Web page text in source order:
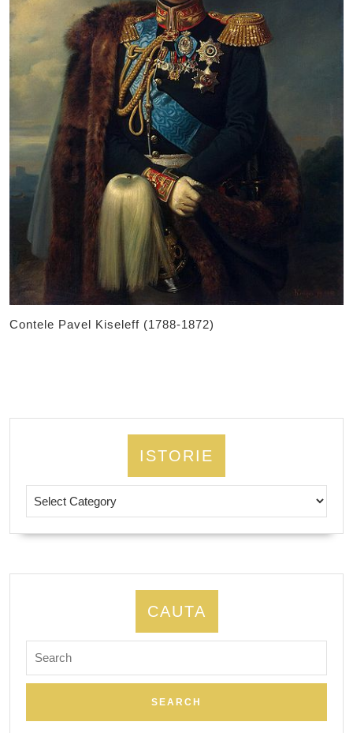
Contele Pavel Kiseleff (1788-1872)
ISTORIE
CAUTA
for: